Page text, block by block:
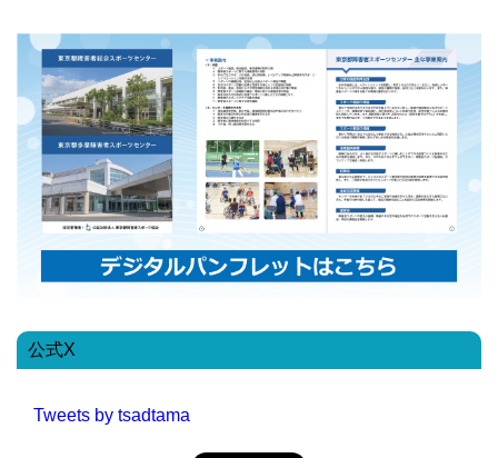
公式X
Tweets by tsadtama